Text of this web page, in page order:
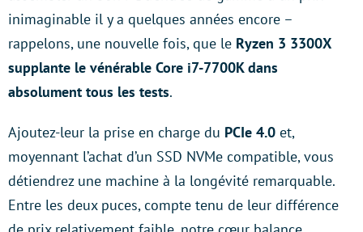
inimaginable il y a quelques années encore –
rappelons, une nouvelle fois, que le Ryzen 3 3300X
supplante le vénérable Core i7-7700K dans
absolument tous les tests.
Ajoutez-leur la prise en charge du PCIe 4.0 et,
moyennant l’achat d’un SSD NVMe compatible, vous
détiendrez une machine à la longévité remarquable.
Entre les deux puces, compte tenu de leur différence